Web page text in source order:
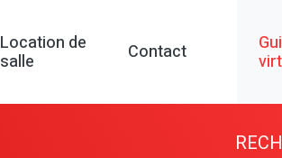
Location de
salle Contact